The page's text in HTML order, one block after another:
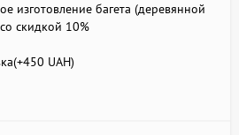
изготовление багета (деревянной
скидкой 10%
450 UAH)